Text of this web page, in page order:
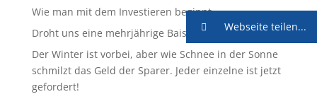
Wie man mit dem Investieren beginnt
Droht uns eine mehrjährige Baisse?
Der Winter ist vorbei, aber wie Schnee in der Sonne
schmilzt das Geld der Sparer. Jeder einzelne ist jetzt
gefordert!
Webseite teilen...